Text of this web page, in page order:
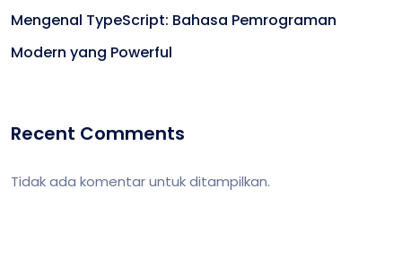
Mengenal TypeScript: Bahasa Pemrograman
Modern yang Powerful
Recent Comments
Tidak ada komentar untuk ditampilkan.